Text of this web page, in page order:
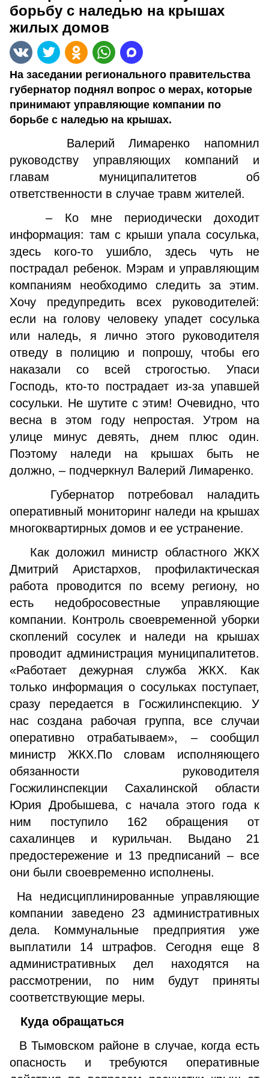
борьбу с наледью на крышах
жилых домов
На заседании регионального правительства
губернатор поднял вопрос о мерах, которые
принимают управляющие компании по
борьбе с наледью на крышах.
Валерий Лимаренко напомнил
руководству управляющих компаний и
главам муниципалитетов об
ответственности в случае травм жителей.
– Ко мне периодически доходит
информация: там с крыши упала сосулька,
здесь кого-то ушибло, здесь чуть не
пострадал ребенок. Мэрам и управляющим
компаниям необходимо следить за этим.
Хочу предупредить всех руководителей:
если на голову человеку упадет сосулька
или наледь, я лично этого руководителя
отведу в полицию и попрошу, чтобы его
наказали со всей строгостью. Упаси
Господь, кто-то пострадает из-за упавшей
сосульки. Не шутите с этим! Очевидно, что
весна в этом году непростая. Утром на
улице минус девять, днем плюс один.
Поэтому наледи на крышах быть не
должно, – подчеркнул Валерий Лимаренко.
Губернатор потребовал наладить
оперативный мониторинг наледи на крышах
многоквартирных домов и ее устранение.
Как доложил министр областного ЖКХ
Дмитрий Аристархов, профилактическая
работа проводится по всему региону, но
есть недобросовестные управляющие
компании. Контроль своевременной уборки
скоплений сосулек и наледи на крышах
проводит администрация муниципалитетов.
«Работает дежурная служба ЖКХ. Как
только информация о сосульках поступает,
сразу передается в Госжилинспекцию. У
нас создана рабочая группа, все случаи
оперативно отрабатываем», – сообщил
министр ЖКХ.По словам исполняющего
обязанности руководителя
Госжилинспекции Сахалинской области
Юрия Дробышева, с начала этого года к
ним поступило 162 обращения от
сахалинцев и курильчан. Выдано 21
предостережение и 13 предписаний – все
они были своевременно исполнены.
На недисциплинированные управляющие
компании заведено 23 административных
дела. Коммунальные предприятия уже
выплатили 14 штрафов. Сегодня еще 8
административных дел находятся на
рассмотрении, по ним будут приняты
соответствующие меры.
Куда обращаться
В Тымовском районе в случае, когда есть
опасность и требуются оперативные